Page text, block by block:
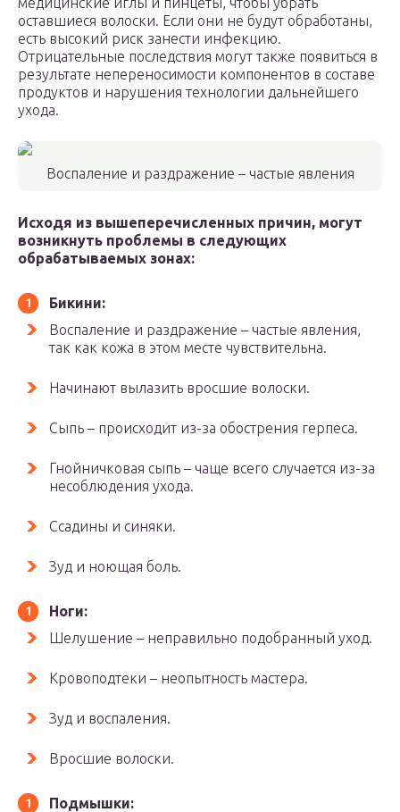
оставшиеся волоски. Если они не будут обработаны,
есть высокий риск занести инфекцию.
Отрицательные последствия могут также появиться в
результате непереносимости компонентов в составе
продуктов и нарушения технологии дальнейшего
ухода.
Воспаление и раздражение – частые явления
Исходя из вышеперечисленных причин, могут
возникнуть проблемы в следующих
обрабатываемых зонах:
Бикини:
Воспаление и раздражение – частые явления,
так как кожа в этом месте чувствительна.
Начинают вылазить вросшие волоски.
Сыпь – происходит из-за обострения герпеса.
Гнойничковая сыпь – чаще всего случается из-за
несоблюдения ухода.
Ссадины и синяки.
Зуд и ноющая боль.
Ноги:
Шелушение – неправильно подобранный уход.
Кровоподтеки – неопытность мастера.
Зуд и воспаления.
Вросшие волоски.
Подмышки: